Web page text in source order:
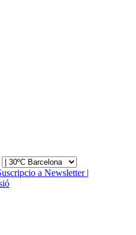
|